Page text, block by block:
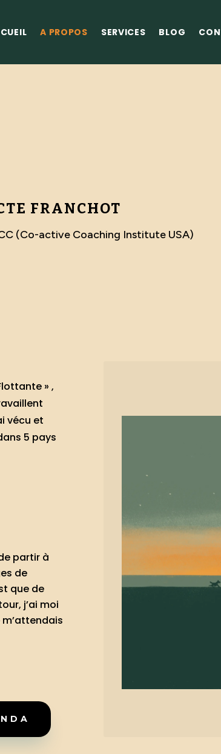
A PROPOS SERVICES BLOG
FRANCHOT
(Co-active Coaching Institute USA)
» ,
vécu et
5 pays
partir à
de
que de
j’ai moi